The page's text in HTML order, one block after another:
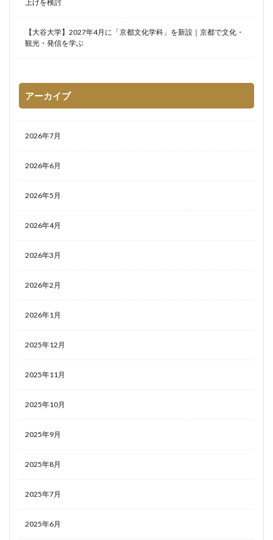
上げを検討
【大谷大学】2027年4月に「京都文化学科」を新設｜京都で文化・
観光・発信を学ぶ
アーカイブ
2026年7月
2026年6月
2026年5月
2026年4月
2026年3月
2026年2月
2026年1月
2025年12月
2025年11月
2025年10月
2025年9月
2025年8月
2025年7月
2025年6月